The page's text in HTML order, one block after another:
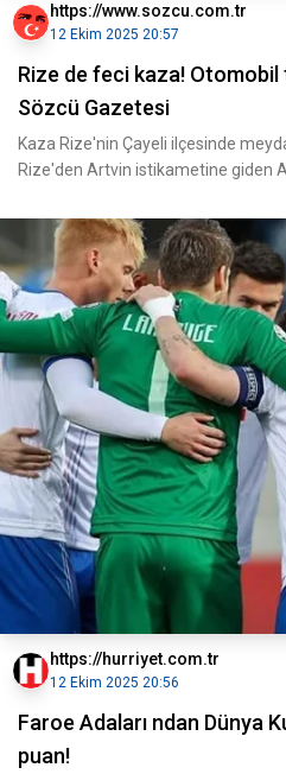
https://www.sozcu.com.tr
12 Ekim 2025 20:57
Rize de feci kaza! Otomobil
Sözcü Gazetesi
Kaza Rize'nin Çayeli ilçesinde
Rize'den Artvin istikametine giden
https://hurriyet.com.tr
12 Ekim 2025 20:56
Faroe Adaları ndan Dünya
puan!